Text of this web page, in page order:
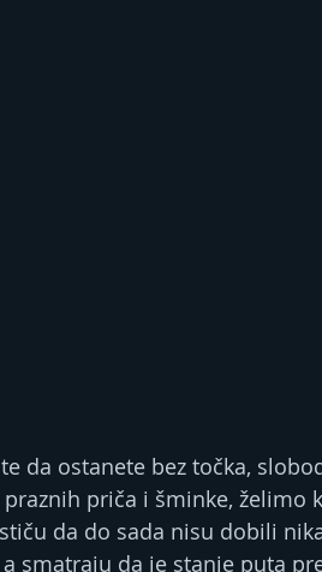
da ostanete bez točka,
praznih priča i šminke, želimo
da do sada nisu dobili
smatraju da je stanje puta